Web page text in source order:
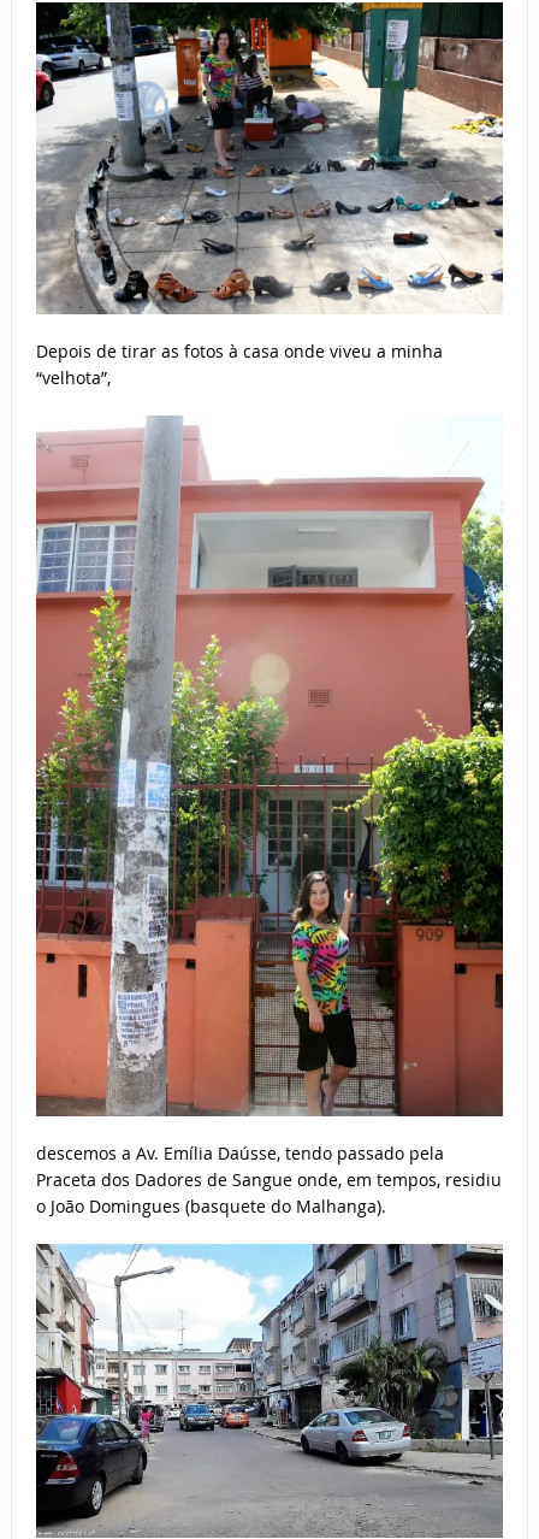
Depois de tirar as fotos à casa onde viveu a minha
“velhota”,
descemos a Av. Emília Daússe, tendo passado pela
Praceta dos Dadores de Sangue onde, em tempos, residiu
o João Domingues (basquete do Malhanga).